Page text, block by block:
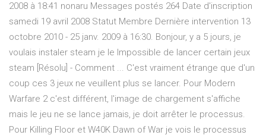
2008 à 18:41 nonaru Messages postés 264 Date d'inscription
samedi 19 avril 2008 Statut Membre Dernière intervention 13
octobre 2010 - 25 janv. 2009 à 16:30. Bonjour, y a 5 jours, je
voulais instaler steam je le Impossible de lancer certain jeux
steam [Résolu] - Comment ... C'est vraiment étrange que d'un
coup ces 3 jeux ne veuillent plus se lancer. Pour Modern
Warfare 2 c'est différent, l'image de chargement s'affiche
mais le jeu ne se lance jamais, je doit arrêter le processus.
Pour Killing Floor et W40K Dawn of War je vois le processus